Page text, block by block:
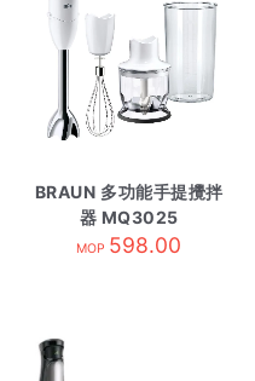
BRAUN 多功能手提攪拌
器 MQ3025
MOP 598.00